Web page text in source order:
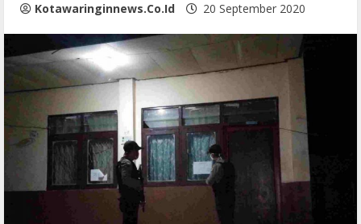
Kotawaringinnews.co.id 20 September 2020